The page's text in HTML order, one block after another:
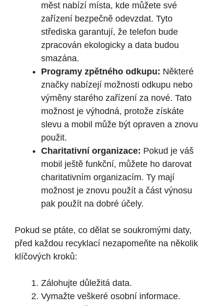
měst nabízí místa, kde můžete své
zařízení bezpečně odevzdat. Tyto
střediska garantují, že telefon bude
zpracován ekologicky a data budou
smazána.
Programy zpětného odkupu: Některé
značky nabízejí možnosti odkupu nebo
výměny starého zařízení za nové. Tato
možnost je výhodná, protože získáte
slevu a mobil může být opraven a znovu
použit.
Charitativní organizace: Pokud je váš
mobil ještě funkční, můžete ho darovat
charitativním organizacím. Ty mají
možnost je znovu použít a část výnosu
pak použít na dobré účely.
Pokud se ptáte, co dělat se soukromými daty,
před každou recyklací nezapomeňte na několik
klíčových kroků:
Zálohujte důležitá data.
Vymažte veškeré osobní informace.